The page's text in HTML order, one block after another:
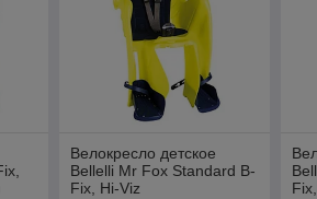
Велокресло детское
Bellelli Mr Fox Standard B-
Fix, Hi-Viz